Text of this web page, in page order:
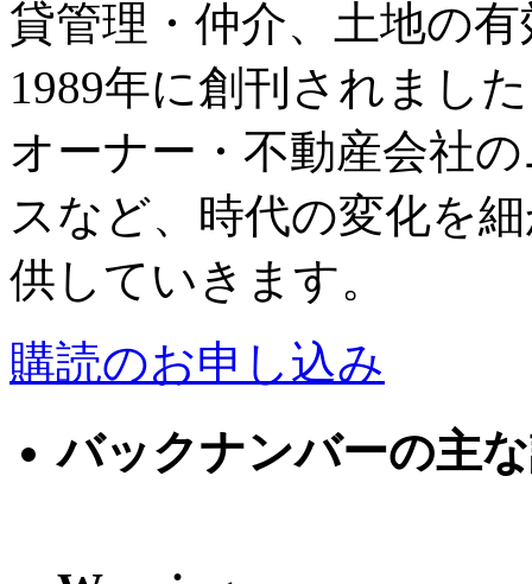
貸管理・仲介、土地の
1989年に創刊されまし
オーナー・不動産会社
スなど、時代の変化を
供していきます。
購読のお申し込み
バックナンバーの主